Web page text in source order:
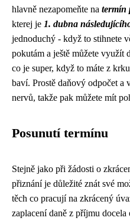
hlavně nezapomeňte na termín
kterej je 1. dubna
jednoduchý - když to stihnete
pokutám a ještě můžete využít
co je super, když to máte z
baví. Prostě daňový odpočet a
nervů, takže pak můžete mít
Posunutí termínu
Stejně jako při žádosti o
přiznání je důležité znát své
těch co pracují na zkrácený
zaplacení daně z příjmu